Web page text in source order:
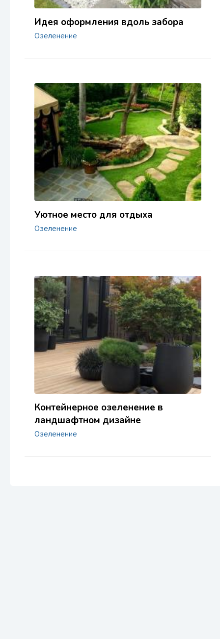
Идея оформления вдоль забора
Озеленение
Уютное место для отдыха
Озеленение
Контейнерное озеленение в
ландшафтном дизайне
Озеленение